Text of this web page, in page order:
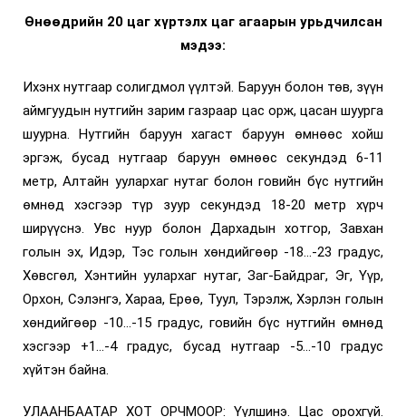
Өнөөдрийн 20 цаг хүртэлх цаг агаарын урьдчилсан
мэдээ:
Ихэнх нутгаар солигдмол үүлтэй. Баруун болон төв, зүүн
аймгуудын нутгийн зарим газраар цас орж, цасан шуурга
шуурна. Нутгийн баруун хагаст баруун өмнөөс хойш
эргэж, бусад нутгаар баруун өмнөөс секундэд 6-11
метр, Алтайн уулархаг нутаг болон говийн бүс нутгийн
өмнөд хэсгээр түр зуур секундэд 18-20 метр хүрч
ширүүснэ. Увс нуур болон Дархадын хотгор, Завхан
голын эх, Идэр, Тэс голын хөндийгөөр -18...-23 градус,
Хөвсгөл, Хэнтийн уулархаг нутаг, Заг-Байдраг, Эг, Үүр,
Орхон, Сэлэнгэ, Хараа, Ерөө, Туул, Тэрэлж, Хэрлэн голын
хөндийгөөр -10...-15 градус, говийн бүс нутгийн өмнөд
хэсгээр +1...-4 градус, бусад нутгаар -5...-10 градус
хүйтэн байна.
УЛААНБААТАР ХОТ ОРЧМООР: Үүлшинэ. Цас орохгүй.